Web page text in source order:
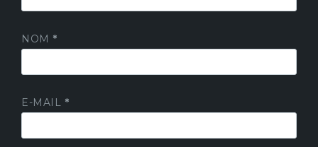
NOM *
E-MAIL *